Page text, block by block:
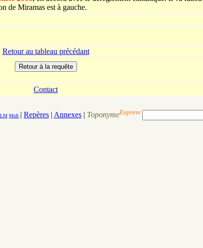
de Miramas est à gauche.
Retour au tableau précédant
Contact
Midi | Repères | Annexes | ToponymeExpress